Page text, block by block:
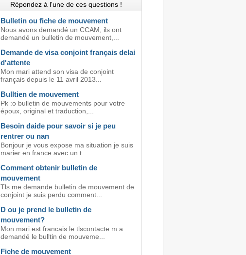
Répondez à l'une de ces questions !
Bulletin ou fiche de mouvement
Nous avons demandé un CCAM, ils ont
demandé un bulletin de mouvement,...
Demande de visa conjoint français delai
d'attente
Mon mari attend son visa de conjoint
français depuis le 11 avril 2013...
Bulltien de mouvement
Pk :o bulletin de mouvements pour votre
époux, original et traduction,...
Besoin daide pour savoir si je peu
rentrer ou nan
Bonjour je vous expose ma situation je suis
marier en france avec un t...
Comment obtenir bulletin de
mouvement
Tls me demande bulletin de mouvement de
conjoint je suis perdu comment...
D ou je prend le bulletin de
mouvement?
Mon mari est francais le tlscontacte m a
demandé le bulltin de mouveme...
Fiche de mouvement